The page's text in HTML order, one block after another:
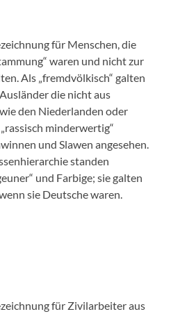
für Menschen, die
waren und nicht zur
Als „fremdvölkisch“ galten
die nicht aus
den Niederlanden oder
minderwertig“
und Slawen angesehen.
standen
und Farbige; sie galten
sie Deutsche waren.
für Zivilarbeiter aus